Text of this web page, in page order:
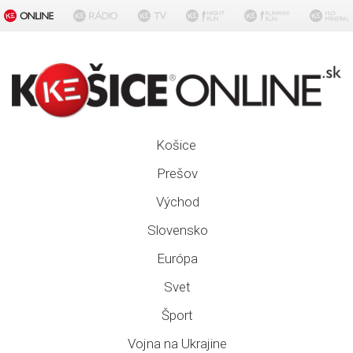
Košice
Prešov
Východ
Slovensko
Európa
Svet
Šport
Vojna na Ukrajine